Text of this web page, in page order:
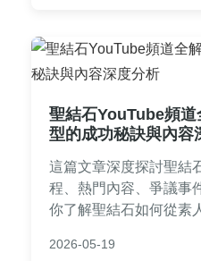
聖結石YouTube頻
型的成功秘訣與內容
這篇文章深度探討聖結
程、熱門內容、爭議事
你了解聖結石如何從素
問題解答。無論你是老
2026-05-19